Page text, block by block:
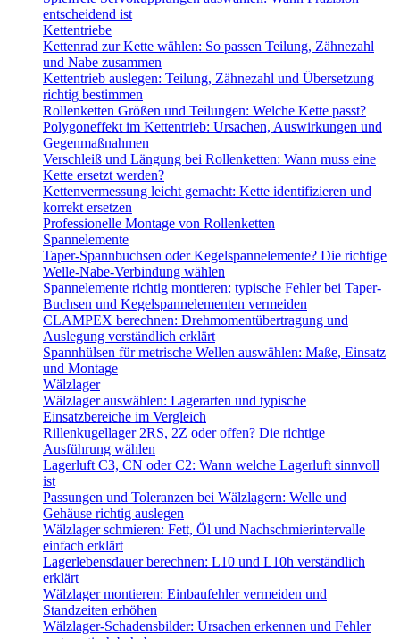
entscheidend ist
Kettentriebe
Kettenrad zur Kette wählen: So passen Teilung, Zähnezahl
und Nabe zusammen
Kettentrieb auslegen: Teilung, Zähnezahl und Übersetzung
richtig bestimmen
Rollenketten Größen und Teilungen: Welche Kette passt?
Polygoneffekt im Kettentrieb: Ursachen, Auswirkungen und
Gegenmaßnahmen
Verschleiß und Längung bei Rollenketten: Wann muss eine
Kette ersetzt werden?
Kettenvermessung leicht gemacht: Kette identifizieren und
korrekt ersetzen
Professionelle Montage von Rollenketten
Spannelemente
Taper-Spannbuchsen oder Kegelspannelemente? Die richtige
Welle-Nabe-Verbindung wählen
Spannelemente richtig montieren: typische Fehler bei Taper-
Buchsen und Kegelspannelementen vermeiden
CLAMPEX berechnen: Drehmomentübertragung und
Auslegung verständlich erklärt
Spannhülsen für metrische Wellen auswählen: Maße, Einsatz
und Montage
Wälzlager
Wälzlager auswählen: Lagerarten und typische
Einsatzbereiche im Vergleich
Rillenkugellager 2RS, 2Z oder offen? Die richtige
Ausführung wählen
Lagerluft C3, CN oder C2: Wann welche Lagerluft sinnvoll
ist
Passungen und Toleranzen bei Wälzlagern: Welle und
Gehäuse richtig auslegen
Wälzlager schmieren: Fett, Öl und Nachschmierintervalle
einfach erklärt
Lagerlebensdauer berechnen: L10 und L10h verständlich
erklärt
Wälzlager montieren: Einbaufehler vermeiden und
Standzeiten erhöhen
Wälzlager-Schadensbilder: Ursachen erkennen und Fehler